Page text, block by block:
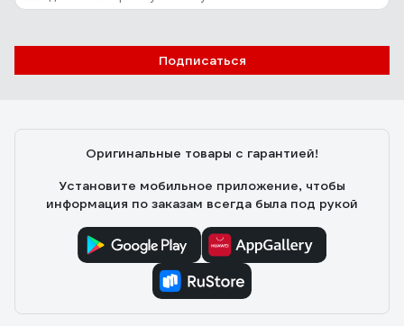
Подписаться
Оригинальные товары с гарантией!
Установите мобильное приложение, чтобы
информация по заказам всегда была под рукой